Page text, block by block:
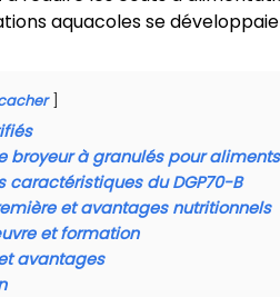
aquacoles se
broyeur à granulés pour
caractéristiques du DGP70-B
et avantages nutritionnels
et formation
avantages